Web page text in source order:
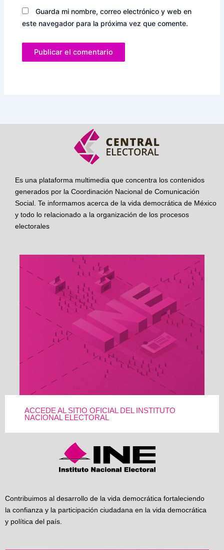
Guarda mi nombre, correo electrónico y web en
este navegador para la próxima vez que comente.
Es una plataforma multimedia que concentra los contenidos
generados por la Coordinación Nacional de Comunicación
Social. Te informamos acerca de la vida democrática de México
y todo lo relacionado a la organización de los procesos
electorales
ACCEDE AL SITIO OFICIAL DEL INSTITUTO
NACIONAL ELECTORAL
Contribuimos al desarrollo de la vida democrática fortaleciendo
la confianza y la participación ciudadana en la vida democrática
y política del país.